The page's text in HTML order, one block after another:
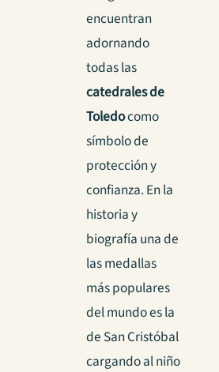
encuentran
adornando
todas las
catedrales de
Toledocomo
símbolo de
protección y
confianza. En la
historia y
biografía una de
las medallas
más populares
del mundo es la
de San Cristóbal
cargando al niño